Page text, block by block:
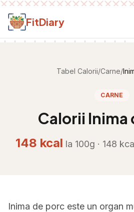
Salt la conținut
FitDiary
Tabel Calorii/Carne/
CARNE
Calorii Inima
148 kcal la 100g · 148
Inima de porc este un organ